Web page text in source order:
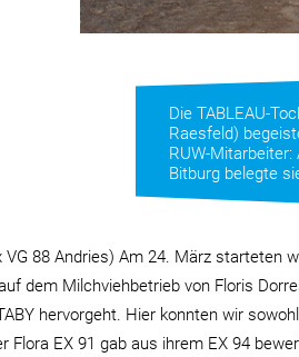
Die TABLEAU-
Raesfeld)
RUW-
Bitburg belegte
VG 88 Andries) Am 24. März starteten
dem Milchviehbetrieb von Floris
hervorgeht. Hier konnten wir
Flora EX 91 gab aus ihrem EX 94